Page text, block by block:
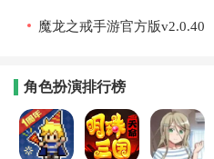
魔龙之戒手游官方版v2.0.40
角色扮演排行榜